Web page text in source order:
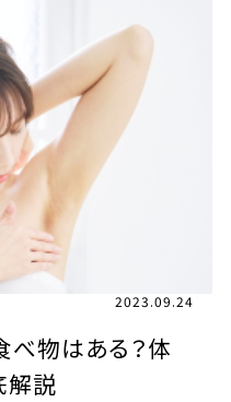
2023.09.24
物はある？体
解説